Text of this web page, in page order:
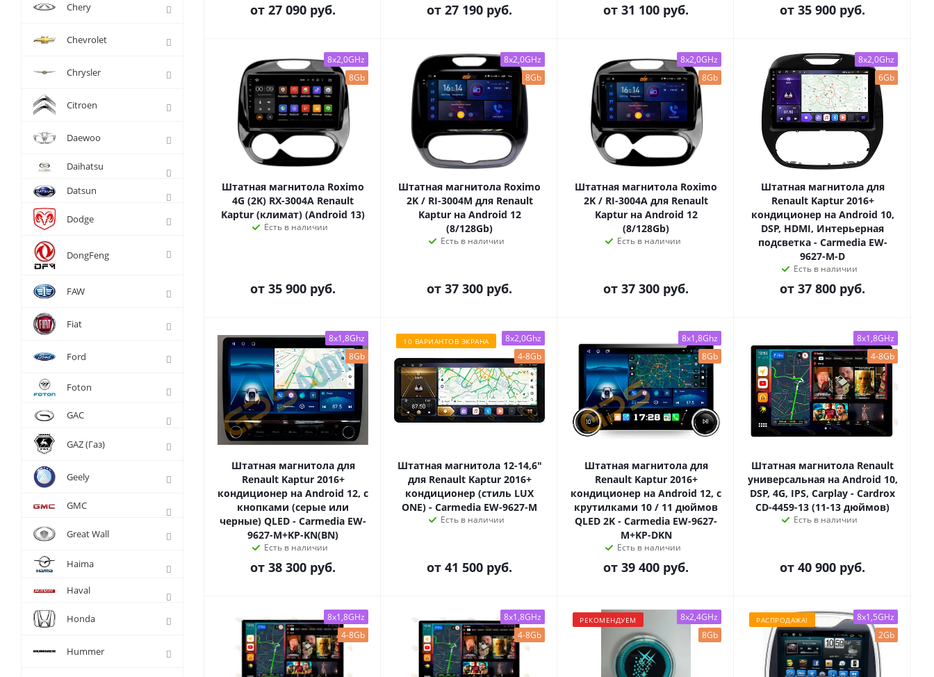
от 27 090 руб. от 27 190 руб. от 31 100 руб. от 35 900 руб.
8x2,0GHz
8Gb
Штатная магнитола Roximo
4G (2K) RX-3004A Renault
Kaptur (климат) (Android 13)
Есть в наличии
от 35 900 руб.
8x2,0GHz
8Gb
Штатная магнитола Roximo
2K / RI-3004M для Renault
Kaptur на Android 12
(8/128Gb)
Есть в наличии
от 37 300 руб.
8x2,0GHz
8Gb
Штатная магнитола Roximo
2K / RI-3004A для Renault
Kaptur на Android 12
(8/128Gb)
Есть в наличии
от 37 300 руб.
8x2,0Ghz
6Gb
Штатная магнитола для
Renault Kaptur 2016+
кондиционер на Android 10,
DSP, HDMI, Интерьерная
подсветка - Carmedia EW-
9627-M-D
Есть в наличии
от 37 800 руб.
8x1,8Ghz
8Gb
Штатная магнитола для
Renault Kaptur 2016+
кондиционер на Android 12, с
кнопками (серые или
черные) QLED - Carmedia EW-
9627-M+KP-KN(BN)
Есть в наличии
от 38 300 руб.
10 ВАРИАНТОВ ЭКРАНА
8x2,0Ghz
4-8Gb
Штатная магнитола 12-14,6"
для Renault Kaptur 2016+
кондиционер (стиль LUX
ONE) - Carmedia EW-9627-M
Есть в наличии
от 41 500 руб.
8x1,8Ghz
8Gb
Штатная магнитола для
Renault Kaptur 2016+
кондиционер на Android 12, с
крутилками 10 / 11 дюймов
QLED 2K - Carmedia EW-9627-
M+KP-DKN
Есть в наличии
от 39 400 руб.
8x1,8GHz
4-8Gb
Штатная магнитола Renault
универсальная на Android 10,
DSP, 4G, IPS, Carplay - Cardrox
CD-4459-13 (11-13 дюймов)
Есть в наличии
от 40 900 руб.
8x1,8GHz
4-8Gb
8x1,8GHz
4-8Gb
РЕКОМЕНДУЕМ
8x2,4GHz
8Gb
РАСПРОДАЖА!
8x1,5GHz
2Gb
Chery
Chevrolet
Chrysler
Citroen
Daewoo
Daihatsu
Datsun
Dodge
DongFeng
FAW
Fiat
Ford
Foton
GAC
GAZ (Газ)
Geely
GMC
Great Wall
Haima
Haval
Honda
Hummer